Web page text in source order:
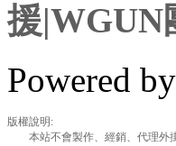
援|WGUN
Powered by
版權說明:
本站不會製作、經銷、代理外掛